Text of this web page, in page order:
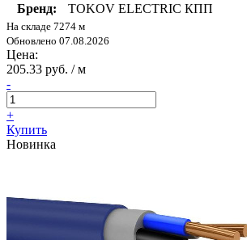
Бренд:
TOKOV ELECTRIC КПП
На складе 7274 м
Обновлено 07.08.2026
Цена:
205.33 руб. / м
-
+
Купить
Новинка